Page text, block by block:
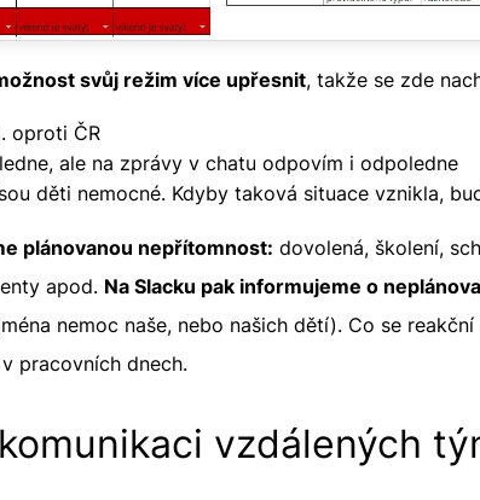
svůj režim více upřesnit, takže se zde
oproti ČR
ale na zprávy v chatu odpovím i odpoledne
děti nemocné. Kdyby taková situace vznikla,
plánovanou nepřítomnost: dovolená, školení,
apod. Na Slacku pak informujeme o
nemoc naše, nebo našich dětí). Co se
pracovních dnech.
vzdálených